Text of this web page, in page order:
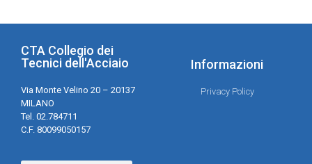
CTA Collegio dei
Tecnici dell'Acciaio
Via Monte Velino 20 – 20137
MILANO
Tel. 02.784711
C.F. 80099050157
Informazioni
Privacy Policy